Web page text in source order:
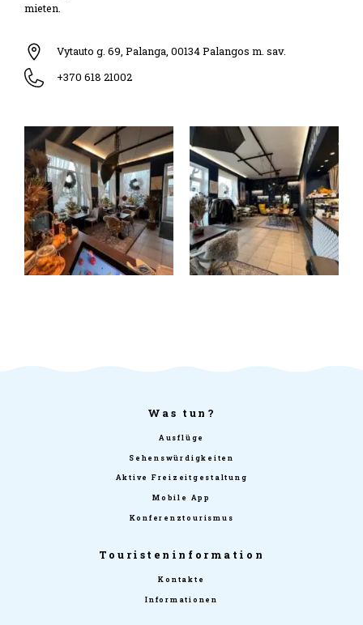
mieten.
Vytauto g. 69, Palanga, 00134 Palangos m. sav.
+370 618 21002
Was tun?
Ausflüge
Sehenswürdigkeiten
Aktive Freizeitgestaltung
Mobile App
Konferenztourismus
Touristeninformation
Kontakte
Informationen